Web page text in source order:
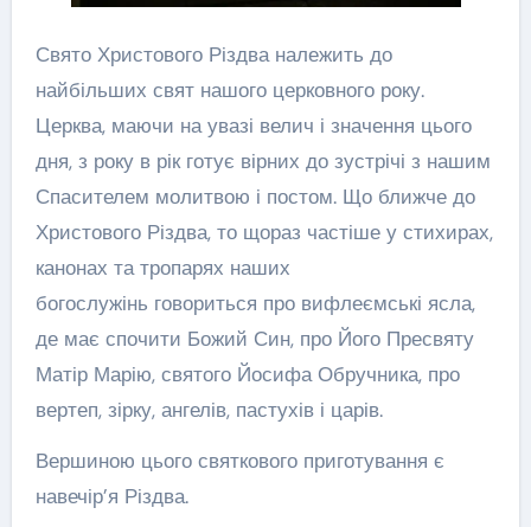
Свято Христового Різдва належить до
найбільших свят нашого церковного року.
Церква, маючи на увазі велич і значення цього
дня, з року в рік готує вірних до зустрічі з нашим
Спасителем молитвою і постом. Що ближче до
Христового Різдва, то щораз частіше у стихирах,
канонах та тропарях наших
богослужінь говориться про вифлеємські ясла,
де має спочити Божий Син, про Його Пресвяту
Матір Марію, святого Йосифа Обручника, про
вертеп, зірку, ангелів, пастухів і царів.
Вершиною цього святкового приготування є
навечір’я Різдва.